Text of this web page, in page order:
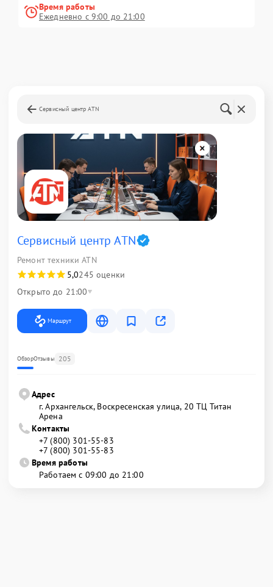
Время работы
Ежедневно с 9:00 до 21:00
Сервисный центр ATN
Сервисный центр ATN
Ремонт техники ATN
5,0245 оценки
Открыто до 21:00
Маршрут
ОбзорОтзывы 205
Адрес
г. Архангельск, Воскресенская улица, 20 ТЦ Титан
Арена
Контакты
+7 (800) 301-55-83
+7 (800) 301-55-83
Время работы
Работаем с 09:00 до 21:00